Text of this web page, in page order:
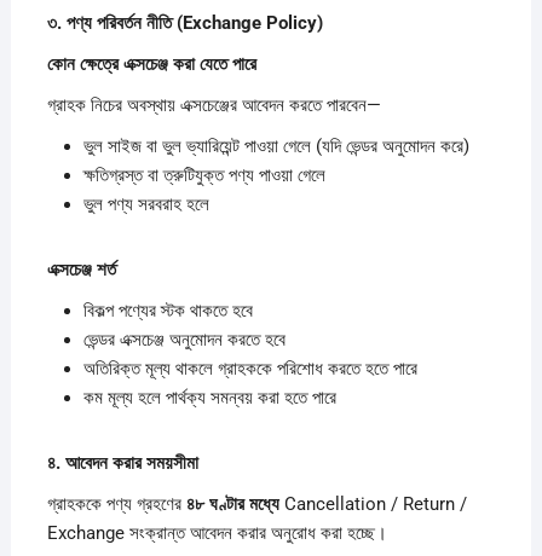
৩. পণ্যপরিবর্তননীতি (Exchange Policy)
কোনক্ষেত্রেএক্সচেঞ্জ করাযেতেপারে
গ্রাহক নিচের অবস্থায় এক্সচেঞ্জের আবেদন করতে পারবেন—
ভুল সাইজ বা ভুল ভ্যারিয়েন্ট পাওয়া গেলে (যদি ভেন্ডর অনুমোদন করে)
ক্ষতিগ্রস্ত বা ত্রুটিযুক্ত পণ্য পাওয়া গেলে
ভুল পণ্য সরবরাহ হলে
এক্সচেঞ্জ শর্ত
বিকল্প পণ্যের স্টক থাকতে হবে
ভেন্ডর এক্সচেঞ্জ অনুমোদন করতে হবে
অতিরিক্ত মূল্য থাকলে গ্রাহককে পরিশোধ করতে হতে পারে
কম মূল্য হলে পার্থক্য সমন্বয় করা হতে পারে
৪. আবেদনকরারসময়সীমা
গ্রাহককে পণ্য গ্রহণের ৪৮ঘণ্টারমধ্যেCancellation / Return /
Exchange সংক্রান্ত আবেদন করার অনুরোধ করা হচ্ছে।